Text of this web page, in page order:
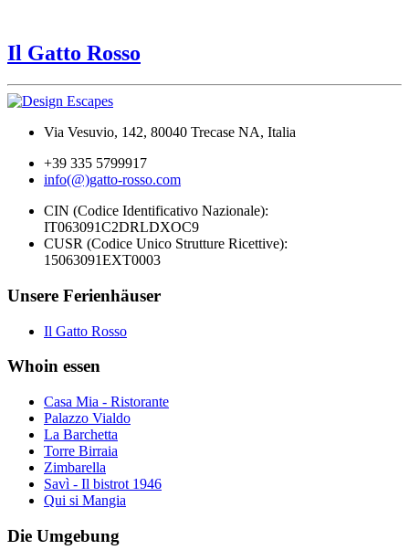
Il Gatto Rosso
Via Vesuvio, 142, 80040 Trecase NA, Italia
+39 335 5799917
info(@)gatto-rosso.com
CIN (Codice Identificativo Nazionale):
IT063091C2DRLDXOC9
CUSR (Codice Unico Strutture Ricettive):
15063091EXT0003
Unsere Ferienhäuser
Il Gatto Rosso
Whoin essen
Casa Mia - Ristorante
Palazzo Vialdo
La Barchetta
Torre Birraia
Zimbarella
Savì - Il bistrot 1946
Qui si Mangia
Die Umgebung